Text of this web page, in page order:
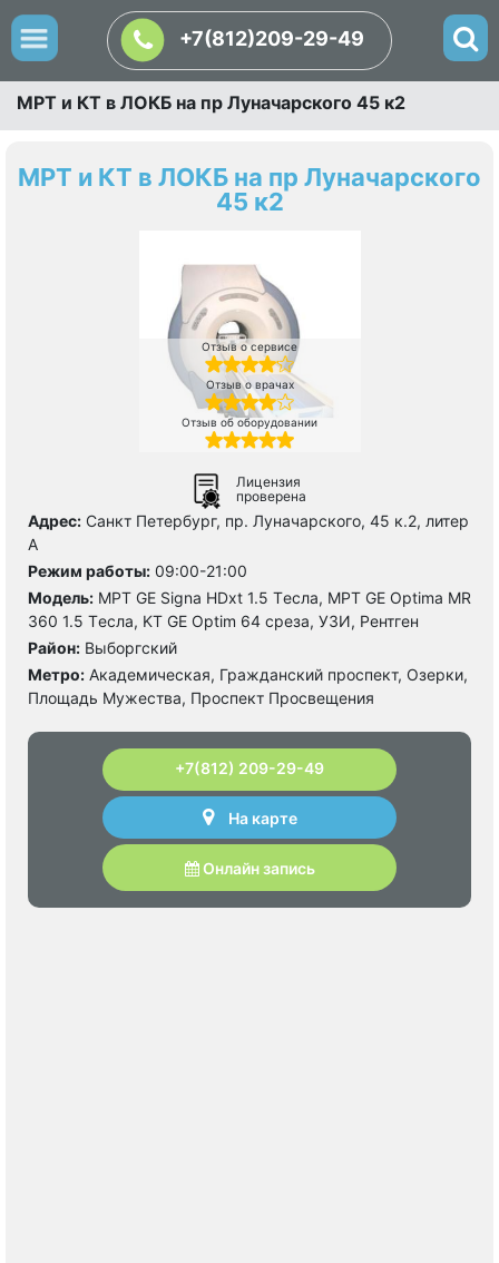
+7(812)209-29-49
МРТ и КТ в ЛОКБ на пр Луначарского 45 к2
МРТ и КТ в ЛОКБ на пр Луначарского
45 к2
Отзыв о сервисе
Отзыв о врачах
Отзыв об оборудовании
Лицензия
проверена
Адрес: Санкт Петербург, пр. Луначарского, 45 к.2, литер
А
Режим работы: 09:00-21:00
Модель: МРТ GE Signa HDxt 1.5 Tесла, МРТ GE Optima MR
360 1.5 Tесла, KT GE Optim 64 среза, УЗИ, Рентген
Район: Выборгский
Метро: Академическая, Гражданский проспект, Озерки,
Площадь Мужества, Проспект Просвещения
+7(812) 209-29-49
На карте
Онлайн запись